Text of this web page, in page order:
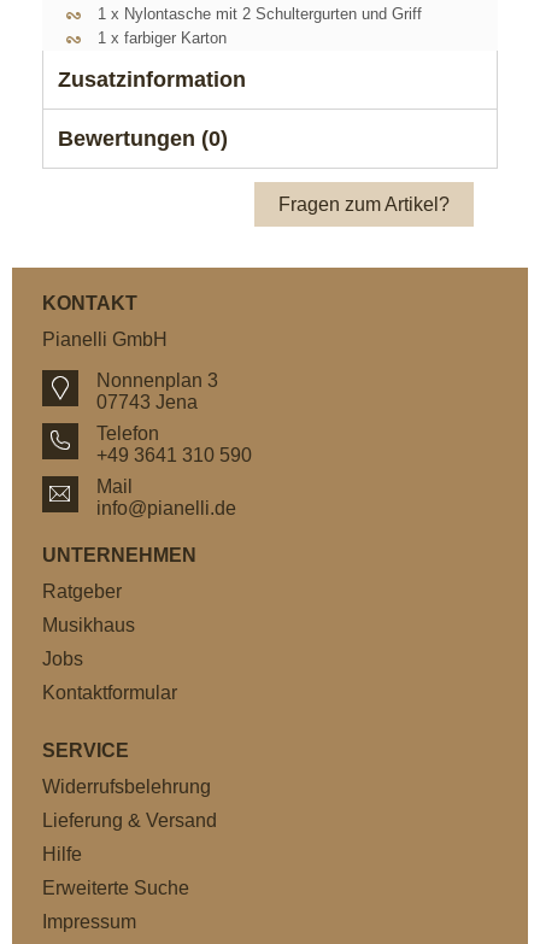
1 x Nylontasche mit 2 Schultergurten und Griff
1 x farbiger Karton
Zusatzinformation
Bewertungen (0)
Fragen zum Artikel?
KONTAKT
Pianelli GmbH
Nonnenplan 3
07743 Jena
Telefon
+49 3641 310 590
Mail
info@pianelli.de
UNTERNEHMEN
Ratgeber
Musikhaus
Jobs
Kontaktformular
SERVICE
Widerrufsbelehrung
Lieferung & Versand
Hilfe
Erweiterte Suche
Impressum